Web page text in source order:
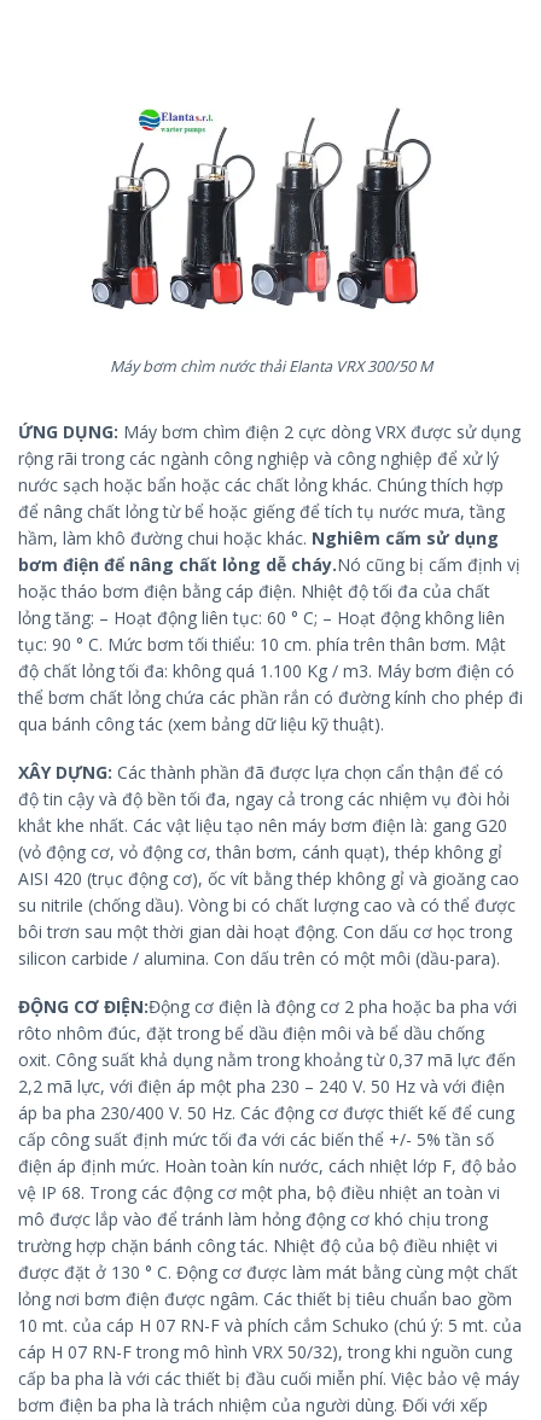
Máy bơm chìm nước thải Elanta VRX 300/50 M
ỨNG DỤNG: Máy bơm chìm điện 2 cực dòng VRX được sử dụng
rộng rãi trong các ngành công nghiệp và công nghiệp để xử lý
nước sạch hoặc bẩn hoặc các chất lỏng khác. Chúng thích hợp
để nâng chất lỏng từ bể hoặc giếng để tích tụ nước mưa, tầng
hầm, làm khô đường chui hoặc khác. Nghiêm cấm sử dụng
bơm điện để nâng chất lỏng dễ cháy.Nó cũng bị cấm định vị
hoặc tháo bơm điện bằng cáp điện. Nhiệt độ tối đa của chất
lỏng tăng: – Hoạt động liên tục: 60 ° C; – Hoạt động không liên
tục: 90 ° C. Mức bơm tối thiểu: 10 cm. phía trên thân bơm. Mật
độ chất lỏng tối đa: không quá 1.100 Kg / m3. Máy bơm điện có
thể bơm chất lỏng chứa các phần rắn có đường kính cho phép đi
qua bánh công tác (xem bảng dữ liệu kỹ thuật).
XÂY DỰNG: Các thành phần đã được lựa chọn cẩn thận để có
độ tin cậy và độ bền tối đa, ngay cả trong các nhiệm vụ đòi hỏi
khắt khe nhất. Các vật liệu tạo nên máy bơm điện là: gang G20
(vỏ động cơ, vỏ động cơ, thân bơm, cánh quạt), thép không gỉ
AISI 420 (trục động cơ), ốc vít bằng thép không gỉ và gioăng cao
su nitrile (chống dầu). Vòng bi có chất lượng cao và có thể được
bôi trơn sau một thời gian dài hoạt động. Con dấu cơ học trong
silicon carbide / alumina. Con dấu trên có một môi (dầu-para).
ĐỘNG CƠ ĐIỆN:Động cơ điện là động cơ 2 pha hoặc ba pha với
rôto nhôm đúc, đặt trong bể dầu điện môi và bể dầu chống
oxit. Công suất khả dụng nằm trong khoảng từ 0,37 mã lực đến
2,2 mã lực, với điện áp một pha 230 – 240 V. 50 Hz và với điện
áp ba pha 230/400 V. 50 Hz. Các động cơ được thiết kế để cung
cấp công suất định mức tối đa với các biến thể +/- 5% tần số
điện áp định mức. Hoàn toàn kín nước, cách nhiệt lớp F, độ bảo
vệ IP 68. Trong các động cơ một pha, bộ điều nhiệt an toàn vi
mô được lắp vào để tránh làm hỏng động cơ khó chịu trong
trường hợp chặn bánh công tác. Nhiệt độ của bộ điều nhiệt vi
được đặt ở 130 ° C. Động cơ được làm mát bằng cùng một chất
lỏng nơi bơm điện được ngâm. Các thiết bị tiêu chuẩn bao gồm
10 mt. của cáp H 07 RN-F và phích cắm Schuko (chú ý: 5 mt. của
cáp H 07 RN-F trong mô hình VRX 50/32), trong khi nguồn cung
cấp ba pha là với các thiết bị đầu cuối miễn phí. Việc bảo vệ máy
bơm điện ba pha là trách nhiệm của người dùng. Đối với xếp